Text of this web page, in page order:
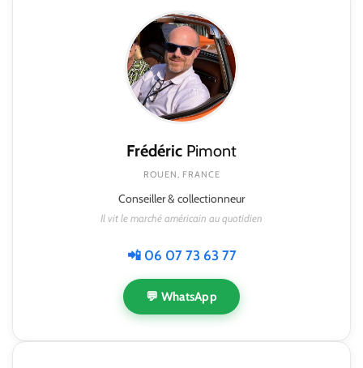
Frédéric Pimont
ROUEN, FRANCE
Conseiller & collectionneur
Il vit le marché américain au quotidien
📲 06 07 73 63 77
💬 WhatsApp